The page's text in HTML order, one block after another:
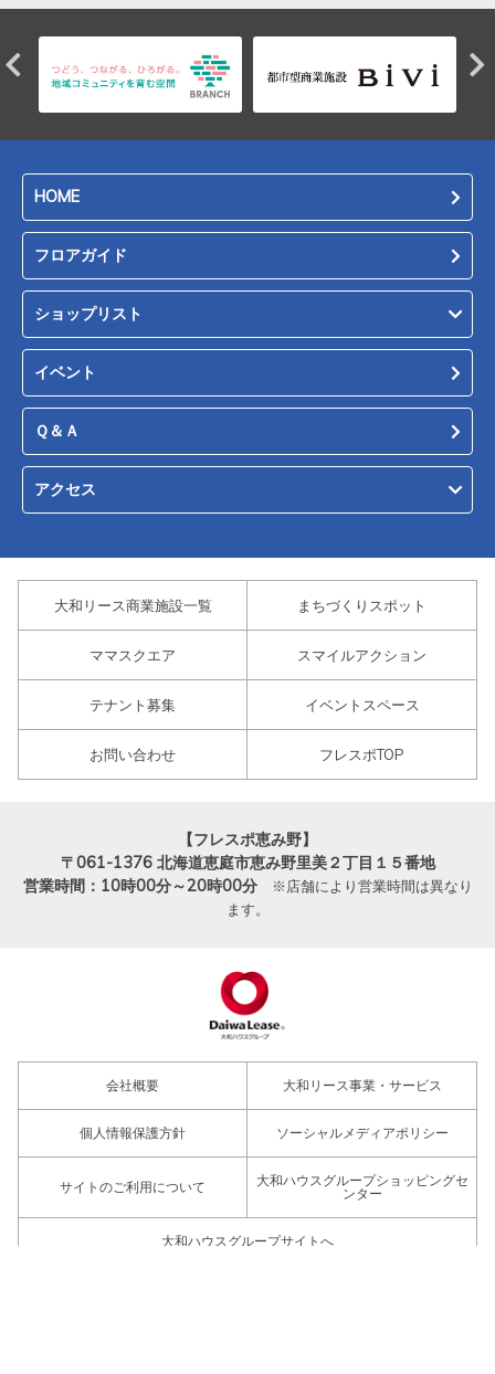
HOME
フロアガイド
ショップリスト
イベント
Ｑ＆Ａ
アクセス
大和リース商業施設一覧 まちづくりスポット
ママスクエア スマイルアクション
テナント募集 イベントスペース
お問い合わせ フレスポTOP
【フレスポ恵み野】
〒061-1376 北海道恵庭市恵み野里美２丁目１５番地
営業時間：10時00分～20時00分※店舗により営業時間は異なり
ます。
会社概要 大和リース事業・サービス
個人情報保護方針 ソーシャルメディアポリシー
サイトのご利用について
大和ハウスグループショッピングセ
ンター
大和ハウスグループサイトへ